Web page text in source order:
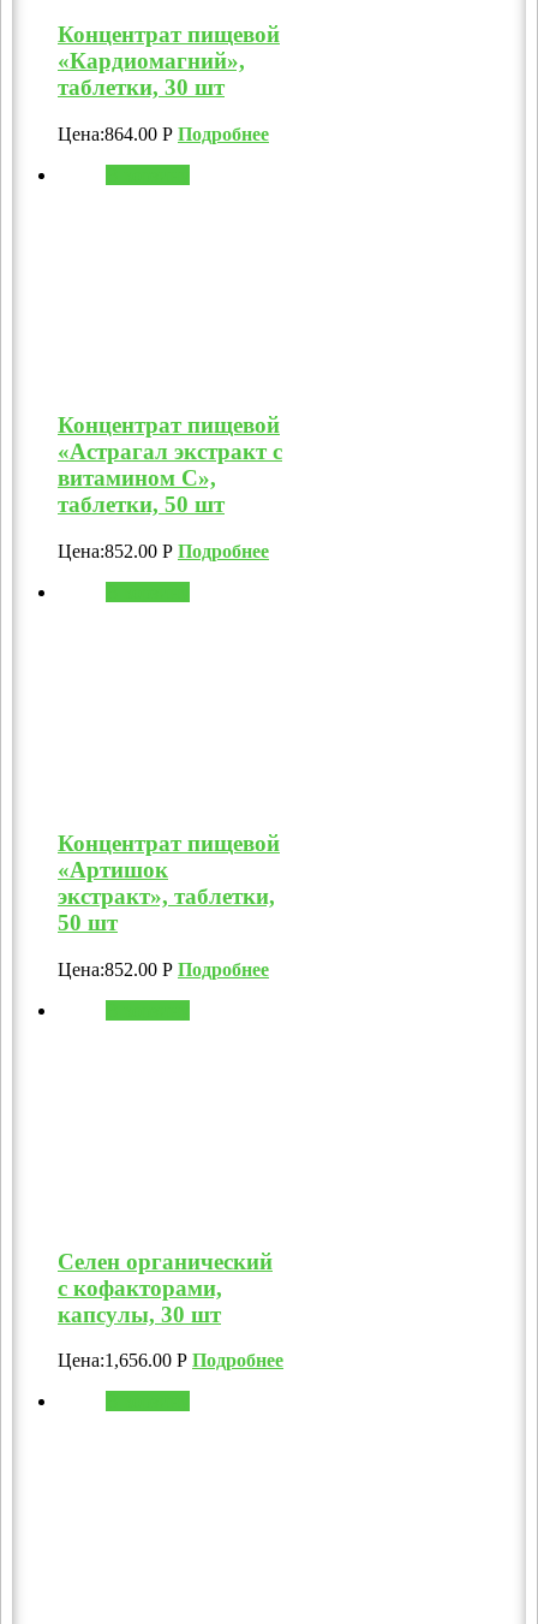
Концентрат пищевой
«Кардиомагний»,
таблетки, 30 шт
Цена:864.00 Р Подробнее
Концентрат пищевой
«Астрагал экстракт с
витамином C»,
таблетки, 50 шт
Цена:852.00 Р Подробнее
Концентрат пищевой
«Артишок
экстракт», таблетки,
50 шт
Цена:852.00 Р Подробнее
Селен органический
с кофакторами,
капсулы, 30 шт
Цена:1,656.00 Р Подробнее